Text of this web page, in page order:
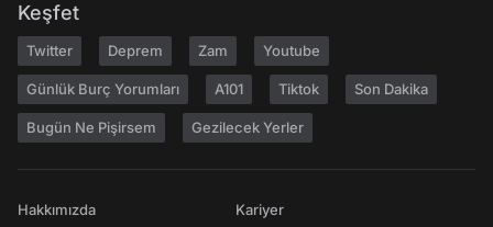
Keşfet
Twitter Deprem Zam Youtube
Günlük Burç Yorumları A101 Tiktok Son Dakika
Bugün Ne Pişirsem Gezilecek Yerler
Hakkımızda
Kariyer